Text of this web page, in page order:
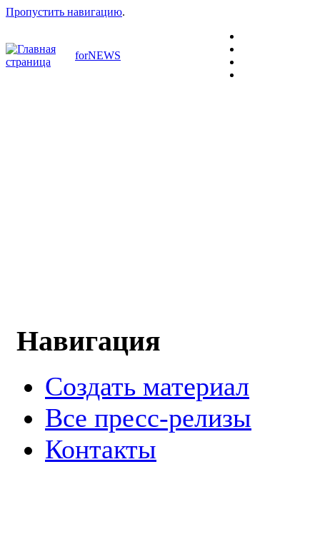
Пропустить навигацию.
forNEWS
Навигация
Создать материал
Все пресс-релизы
Контакты